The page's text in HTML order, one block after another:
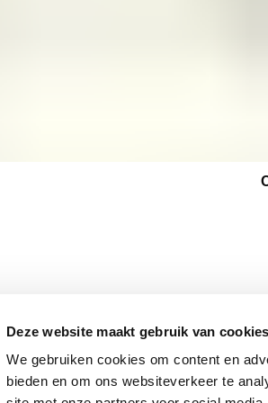
Deze website maakt gebruik van cookies
We gebruiken cookies om content en
bieden en om ons websiteverkeer te
RESSOURCEN DES
UNTERNEHMENS
Über uns